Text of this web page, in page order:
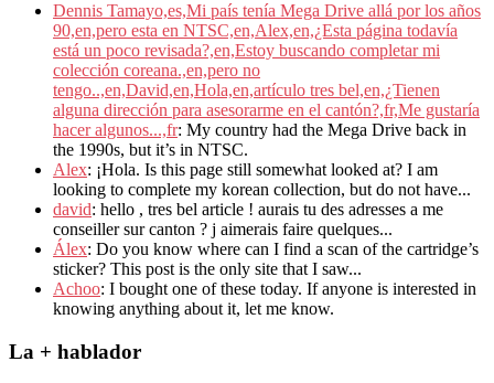
Dennis Tamayo,es,Mi país tenía Mega Drive allá por los años
90,en,pero esta en NTSC,en,Alex,en,¿Esta página todavía
está un poco revisada?,en,Estoy buscando completar mi
colección coreana.,en,pero no
tengo..,en,David,en,Hola,en,artículo tres bel,en,¿Tienen
alguna dirección para asesorarme en el cantón?,fr,Me gustaría
hacer algunos...,fr: My country had the Mega Drive back in
the 1990s, but it’s in NTSC.
Alex: ¡Hola. Is this page still somewhat looked at? I am
looking to complete my korean collection, but do not have...
david: hello , tres bel article ! aurais tu des adresses a me
conseiller sur canton ? j aimerais faire quelques...
Álex: Do you know where can I find a scan of the cartridge’s
sticker? This post is the only site that I saw...
Achoo: I bought one of these today. If anyone is interested in
knowing anything about it, let me know.
La + hablador